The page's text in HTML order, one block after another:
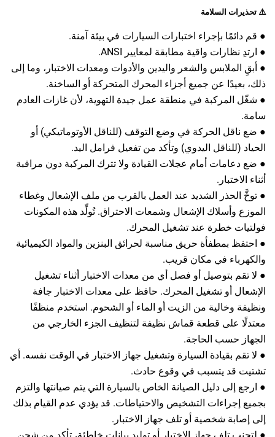
⚠️ تحذيرات السلامة
● قم دائمًا بإجراء اختبارات السيارات في بيئة آمنة.
● ارتدِ نظارات واقية مطابقة لمعايير ANSI.
● أبقِ الملابس والشعر واليدين والأدوات ومعدات الاختبار، وما إلى
ذلك، بعيدًا عن جميع أجزاء المحرك المتحركة أو الساخنة.
● شغّل المركبة في منطقة عمل جيدة التهوية، لأن غازات العادم
سامة.
● ضع ناقل الحركة في وضع التوقف (للناقل الأوتوماتيكي) أو
الحياد (للناقل اليدوي) وتأكد من تفعيل فرامل اليد.
● ضع دعامات أمام عجلات القيادة ولا تترك المركبة دون مراقبة
أثناء الاختبار.
● توخَّ الحذر الشديد عند العمل بالقرب من ملف الإشعال وغطاء
الموزع وأسلاك الإشعال وشمعات الاحتراق. تُولِّد هذه المكونات
فولتيات خطرة عند تشغيل المحرك.
● احتفظ بمطفأة حريق مناسبة لحرائق البنزين والمواد الكيميائية
والكهرباء في مكان قريب.
● لا تقم بتوصيل أو فصل أي من معدات الاختبار أثناء تشغيل
الإشعال أو تشغيل المحرك. حافظ على معدات الاختبار جافة
ونظيفة وخالية من الزيت أو الماء أو الشحوم. استخدم منظفًا
معتدلًا على قطعة قماش نظيفة لتنظيف الجزء الخارجي من
الجهاز حسب الحاجة.
● لا تقم بقيادة السيارة وتشغيل جهاز الاختبار في الوقت نفسه. أي
تشتيت قد يتسبب في وقوع حادث.
● ارجع إلى دليل الصيانة الخاص بالسيارة التي يتم صيانتها والتزم
بجميع إجراءات التشخيص والاحتياطات. قد يؤدي عدم القيام بذلك
إلى إصابة شخصية أو تلف جهاز الاختبار.